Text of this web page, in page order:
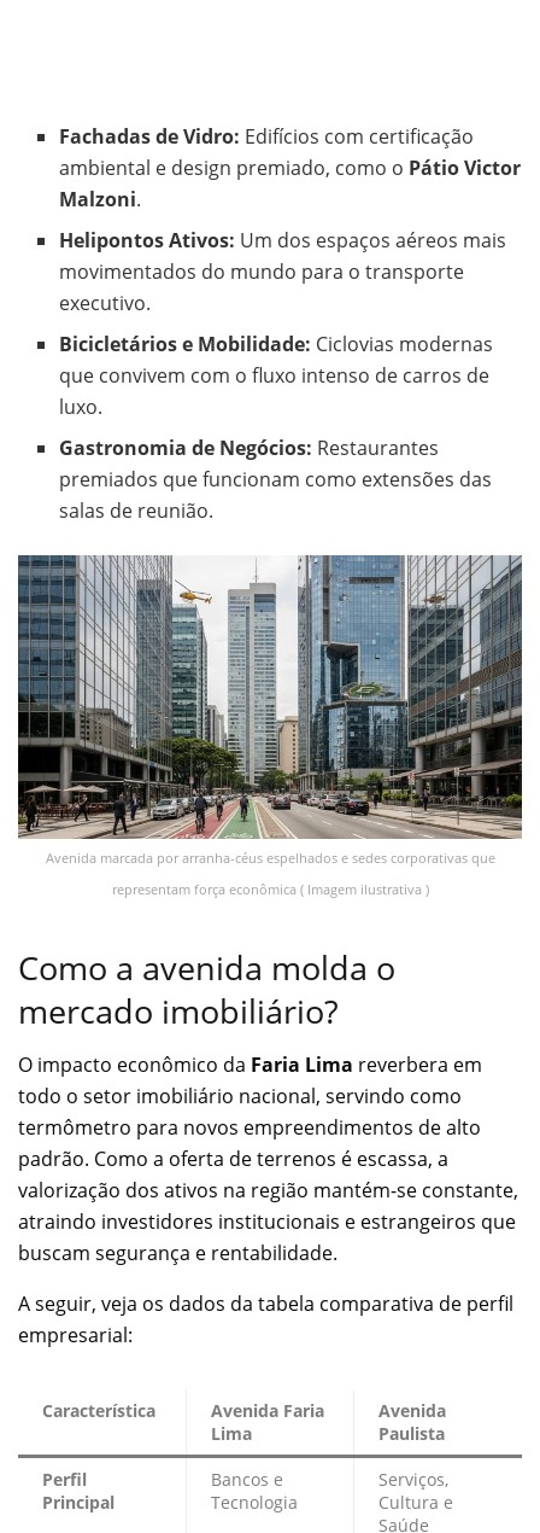
Fachadas de Vidro: Edifícios com certificação
ambiental e design premiado, como o Pátio Victor
Malzoni.
Helipontos Ativos: Um dos espaços aéreos mais
movimentados do mundo para o transporte
executivo.
Bicicletários e Mobilidade: Ciclovias modernas
que convivem com o fluxo intenso de carros de
luxo.
Gastronomia de Negócios: Restaurantes
premiados que funcionam como extensões das
salas de reunião.
Avenida marcada por arranha-céus espelhados e sedes corporativas que
representam força econômica ( Imagem ilustrativa )
Como a avenida molda o
mercado imobiliário?
O impacto econômico da Faria Lima reverbera em
todo o setor imobiliário nacional, servindo como
termômetro para novos empreendimentos de alto
padrão. Como a oferta de terrenos é escassa, a
valorização dos ativos na região mantém-se constante,
atraindo investidores institucionais e estrangeiros que
buscam segurança e rentabilidade.
A seguir, veja os dados da tabela comparativa de perfil
empresarial:
Característica
Avenida Faria
Lima
Avenida
Paulista
Perfil
Principal
Bancos e
Tecnologia
Serviços,
Cultura e
Saúde